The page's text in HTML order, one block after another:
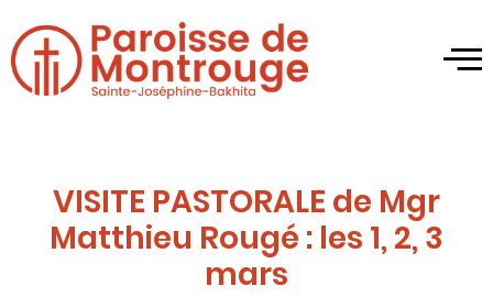
VISITE PASTORALE de Mgr
Matthieu Rougé : les 1, 2, 3
mars